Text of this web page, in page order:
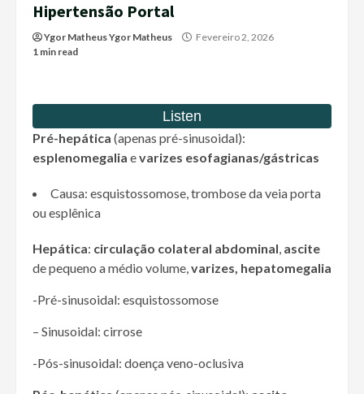
Hipertensão Portal
Ygor Matheus Ygor Matheus
Fevereiro 2, 2026
1 min read
Pré-hepática (apenas pré-sinusoidal):
esplenomegalia evarizes esofagianas/gástricas
Causa: esquistossomose, trombose da veia porta
ou esplênica
Hepática: circulação colateral abdominal, ascite
de pequeno a médio volume,varizes, hepatomegalia
-Pré-sinusoidal: esquistossomose
– Sinusoidal: cirrose
-Pós-sinusoidal: doença veno-oclusiva